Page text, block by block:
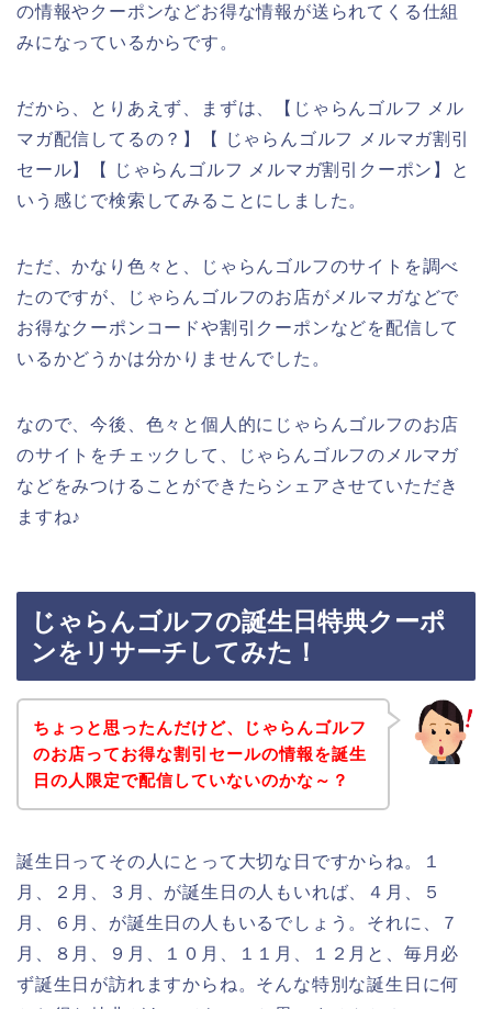
の情報やクーポンなどお得な情報が送られてくる仕組
みになっているからです。
だから、とりあえず、まずは、【じゃらんゴルフ メル
マガ配信してるの？】【 じゃらんゴルフ メルマガ割引
セール】【 じゃらんゴルフ メルマガ割引クーポン】と
いう感じで検索してみることにしました。
ただ、かなり色々と、じゃらんゴルフのサイトを調べ
たのですが、じゃらんゴルフのお店がメルマガなどで
お得なクーポンコードや割引クーポンなどを配信して
いるかどうかは分かりませんでした。
なので、今後、色々と個人的にじゃらんゴルフのお店
のサイトをチェックして、じゃらんゴルフのメルマガ
などをみつけることができたらシェアさせていただき
ますね♪
じゃらんゴルフの誕生日特典クーポ
ンをリサーチしてみた！
ちょっと思ったんだけど、じゃらんゴルフ
のお店ってお得な割引セールの情報を誕生
日の人限定で配信していないのかな～？
誕生日ってその人にとって大切な日ですからね。１
月、２月、３月、が誕生日の人もいれば、４月、５
月、６月、が誕生日の人もいるでしょう。それに、７
月、８月、９月、１０月、１１月、１２月と、毎月必
ず誕生日が訪れますからね。そんな特別な誕生日に何